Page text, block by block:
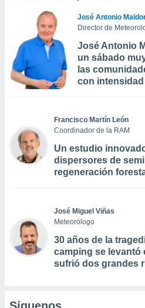
José Antonio
Director de
José Antonio
un sábado
las
con intensidad
Francisco Martín León
Coordinador de la RAM
Un estudio
dispersores de
regeneración
José Miguel Viñas
Meteorólogo
30 años de la
camping se levantó
sufrió dos grandes